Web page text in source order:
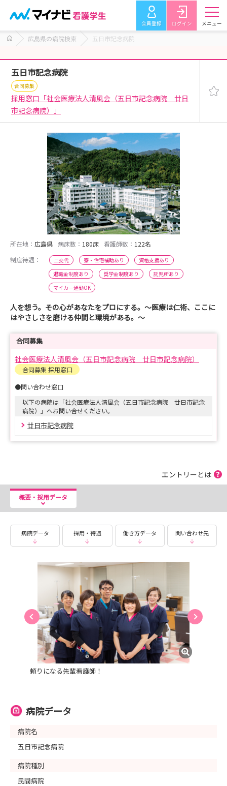
会員登録 ログイン メニュー
広島県の病院検索 五日市記念病院
五日市記念病院
合同募集
採用窓口「社会医療法人清風会（五日市記念病院 廿日
市記念病院）」
所在地： 広島県 病床数： 180床 看護師数： 122名
制度待遇：
二交代 寮・住宅補助あり
資格支援あり
退職金制度あり
奨学金制度あり
託児所あり
マイカー通勤OK
人を想う。その心があなたをプロにする。～医療は仁術、ここに
はやさしさを磨ける仲間と環境がある。～
合同募集
社会医療法人清風会（五日市記念病院 廿日市記念病院）
合同募集 採用窓口
●問い合わせ窓口
以下の病院は「社会医療法人清風会（五日市記念病院 廿日市記念
病院）」へお問い合せください。
廿日市記念病院
エントリーとは
概要・採用データ
病院データ 採用・待遇 働き方データ 問い合わせ先
頼りになる先輩看護師！
病院データ
病院名
五日市記念病院
病院種別
民間病院